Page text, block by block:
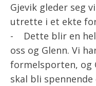
Gjevik gleder seg
utrette i et ekte
- Dette blir en
oss og Glenn. Vi
formelsporten, og
skal bli